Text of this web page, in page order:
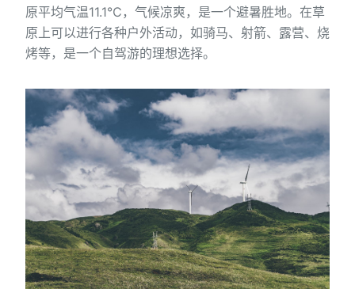
原平均气温11.1℃，气候凉爽，是一个避暑胜地。在草
原上可以进行各种户外活动，如骑马、射箭、露营、烧
烤等，是一个自驾游的理想选择。